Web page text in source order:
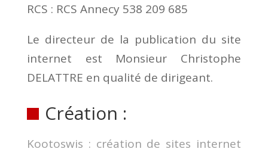
RCS : RCS Annecy 538 209 685
Le directeur de la publication du site
internet est Monsieur Christophe
DELATTRE en qualité de dirigeant.
Création :
Kootoswis : création de sites internet